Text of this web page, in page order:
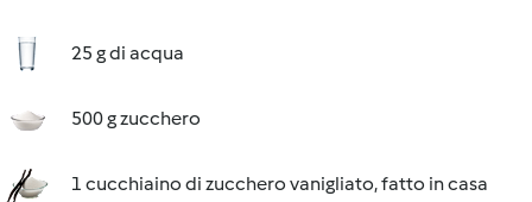
25 g di acqua
500 g zucchero
1 cucchiaino di zucchero vanigliato, fatto in casa